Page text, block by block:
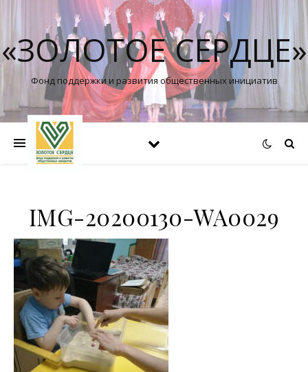
«ЗОЛОТОЕ СЕРДЦЕ»
Фонд поддержки и развития общественных инициатив
IMG-20200130-WA0029